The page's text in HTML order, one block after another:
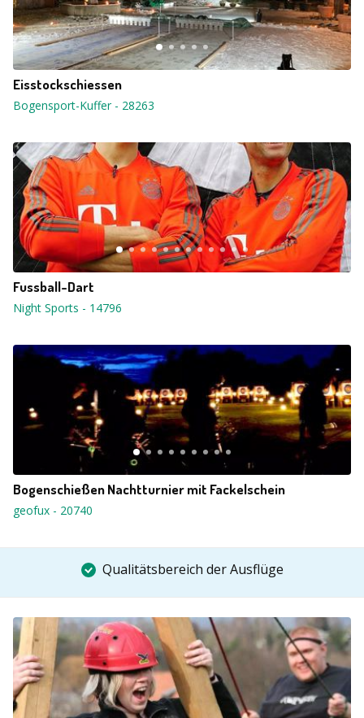
Eisstockschiessen
Bogensport-Kuffer- 28263
Fussball-Dart
Night Sports - 14796
Bogenschießen Nachtturnier mit Fackelschein
geofux - 20740
Qualitätsbereich der Ausflüge